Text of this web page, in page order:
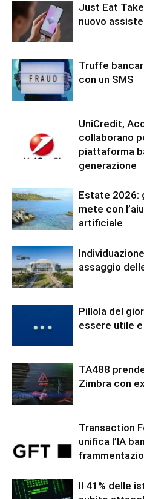
Just Eat
nuovo
Truffe
con un SMS
UniCredit,
collaborano
piattaforma
generazione
Estate 2026:
mete con
artificiale
assaggio
Pillola del
essere utile
TA488
Zimbra con
Transaction
unifica l’IA
Il 41% delle